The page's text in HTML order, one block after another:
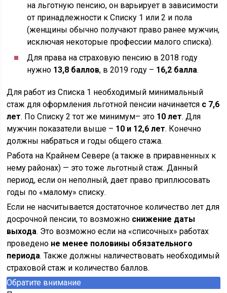
на льготную пенсию, он варьирует в зависимости
от принадлежности к Списку 1 или 2 и пола
(женщины обычно получают право ранее мужчин,
исключая некоторые профессии малого списка).
Для права на страховую пенсию в 2018 году
нужно 13,8 баллов, в 2019 году – 16,2 балла.
Для работ из Списка 1 необходимый минимальный
стаж для оформления льготной пенсии начинается с 7,6
лет. По Списку 2 тот же минимум– это 10 лет. Для
мужчин показатели выше – 10 и 12,6 лет. Конечно
должны набраться и годы общего стажа.
Работа на Крайнем Севере (а также в приравненных к
нему районах) — это тоже льготный стаж. Данный
период, если он неполный, дает право приплюсовать
годы по «малому» списку.
Если не насчитывается достаточное количество лет для
досрочной пенсии, то возможно снижение даты
выхода. Это возможно если на «списочных» работах
проведено не менее половины обязательного
периода. Также должны наличествовать необходимый
страховой стаж и количество баллов.
Обратите внимание